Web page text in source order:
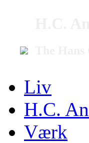
Liv
H.C.
Værk